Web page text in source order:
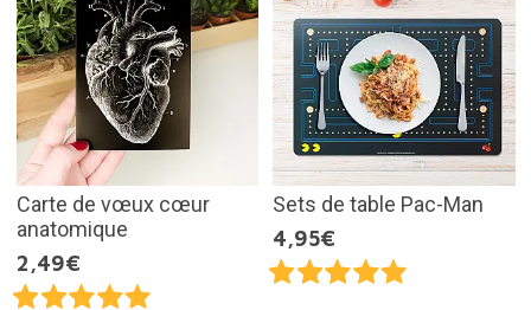
Carte de vœux cœur
anatomique
2,49€
Sets de table Pac-Man
4,95€